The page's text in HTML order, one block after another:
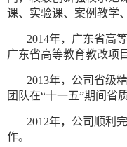
课、实验课、案例教学
2014年，广东省高
广东省高等教育教改项
2013年，公司省级
团队在“十一五”期间省
2012年，公司顺利
作。